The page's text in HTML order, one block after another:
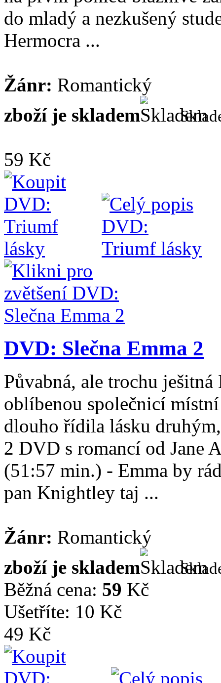
do mladý a nezkušený
Hermocra ...
Žánr: Romantický
zboží je skladem
59 Kč
DVD: Slečna Emma 2
Půvabná, ale trochu
oblíbenou společnicí
dlouho řídila lásku
2 DVD s romancí od Jane
(51:57 min.) - Emma by
pan Knightley taj ...
Žánr: Romantický
zboží je skladem
Běžná cena: 59 Kč
Ušetříte: 10 Kč
49 Kč